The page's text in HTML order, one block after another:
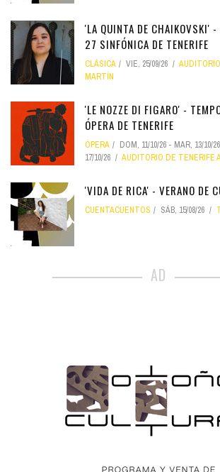
'LA QUINTA DE CHAIKOVSKI'
27 SINFÓNICA DE TENERIFE
CLÁSICA VIE, 25/09/26
MARTÍN
'LE NOZZE DI FIGARO' -
ÓPERA DE TENERIFE
ÓPERA DOM, 11/10/26 - MAR, 13/10/26
17/10/26
AUDITORIO DE TENERIFE
'VIDA DE RICA' - VERANO DE
CUENTACUENTOS SÁB, 15/08/26
AD